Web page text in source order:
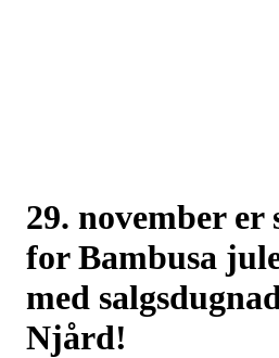
29. november
for Bambusa
med
Njård!